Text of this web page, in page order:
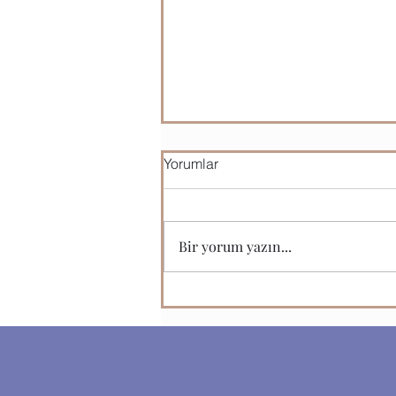
Oyun Sektörü 236 Milyon
Yorumlar
Bir yorum yazın...